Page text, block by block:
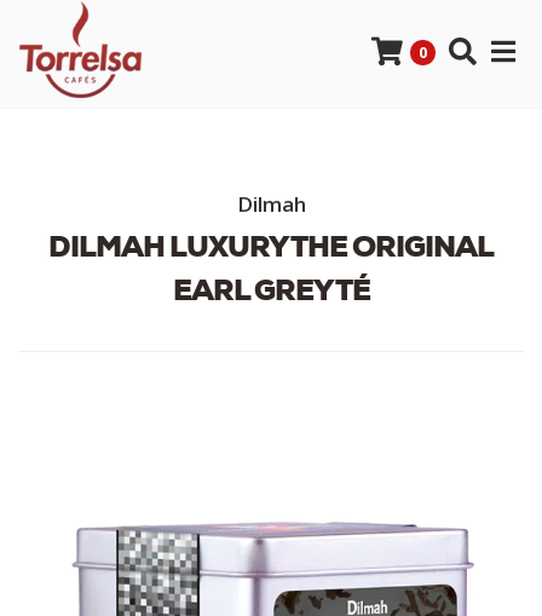
0
Dilmah
DILMAH LUXURY THE ORIGINAL
EARL GREY TÉ